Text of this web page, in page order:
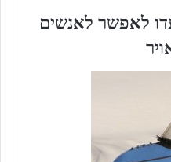
לאפשר לאנשים